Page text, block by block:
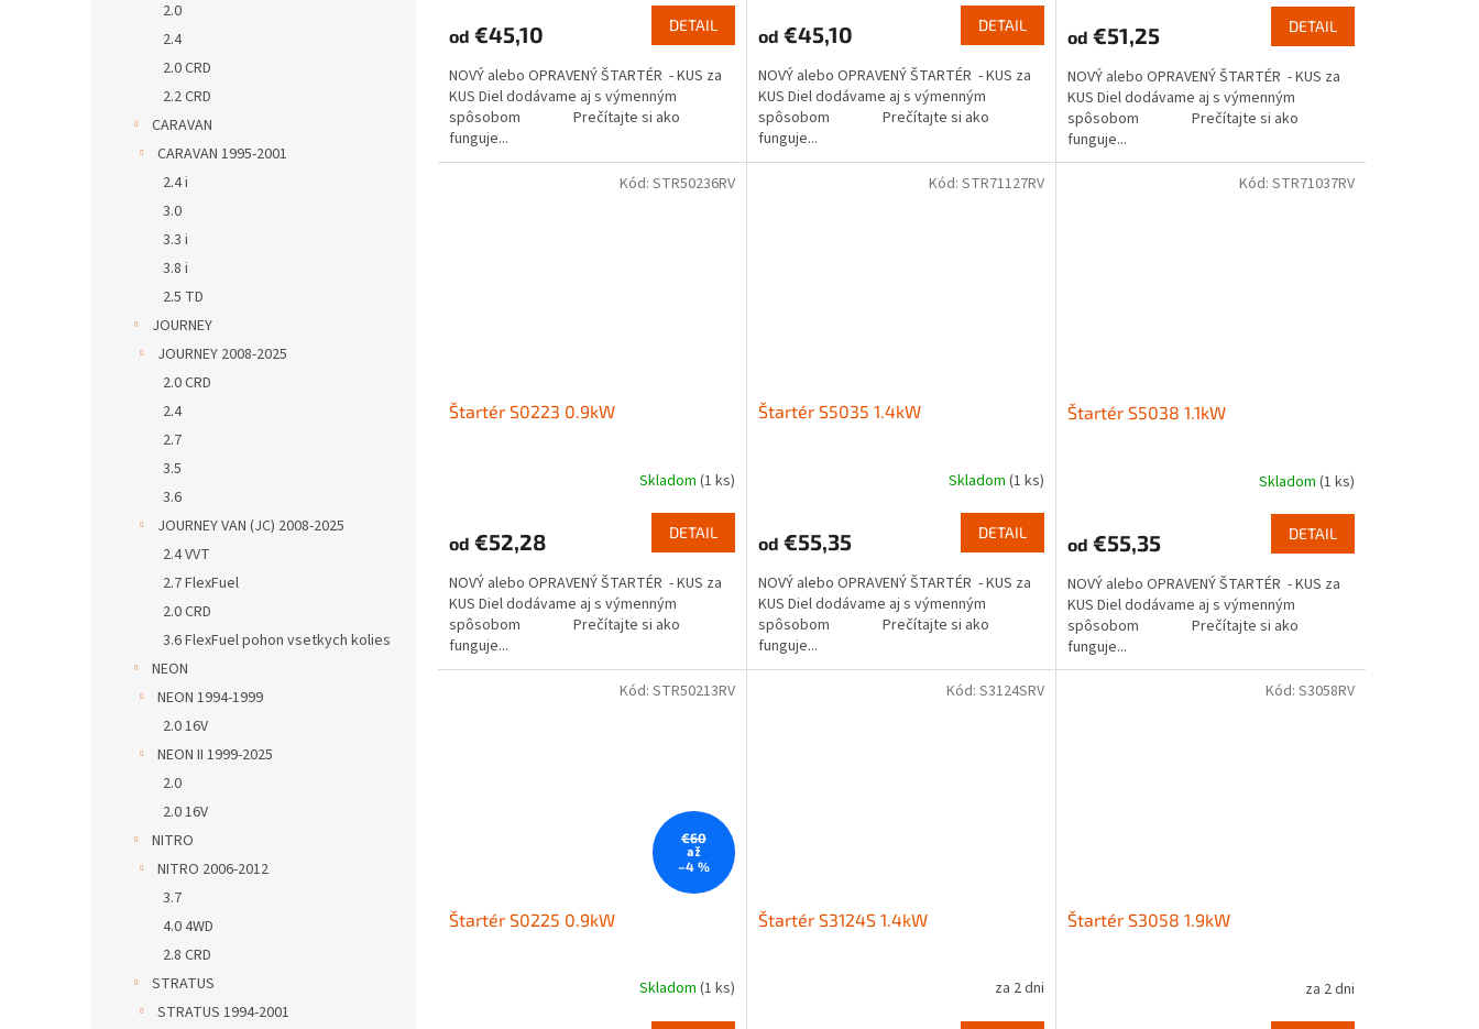
2.0
2.4
2.0 CRD
2.2 CRD
CARAVAN
CARAVAN 1995-2001
2.4 i
3.0
3.3 i
3.8 i
2.5 TD
JOURNEY
JOURNEY 2008-2025
2.0 CRD
2.4
2.7
3.5
3.6
JOURNEY VAN (JC) 2008-2025
2.4 VVT
2.7 FlexFuel
2.0 CRD
3.6 FlexFuel pohon vsetkych kolies
NEON
NEON 1994-1999
2.0 16V
NEON II 1999-2025
2.0
2.0 16V
NITRO
NITRO 2006-2012
3.7
4.0 4WD
2.8 CRD
STRATUS
STRATUS 1994-2001
od €45,10 DETAIL
NOVÝ alebo OPRAVENÝ ŠTARTÉR - KUS za
KUS Diel dodávame aj s výmenným
spôsobom Prečítajte si ako
funguje...
od €45,10 DETAIL
NOVÝ alebo OPRAVENÝ ŠTARTÉR - KUS za
KUS Diel dodávame aj s výmenným
spôsobom Prečítajte si ako
funguje...
od €51,25 DETAIL
NOVÝ alebo OPRAVENÝ ŠTARTÉR - KUS za
KUS Diel dodávame aj s výmenným
spôsobom Prečítajte si ako
funguje...
Štartér S0223 0.9kW
Skladom (1 ks)
od €52,28 DETAIL
NOVÝ alebo OPRAVENÝ ŠTARTÉR - KUS za
KUS Diel dodávame aj s výmenným
spôsobom Prečítajte si ako
funguje...
Kód: STR50236RV
Štartér S5035 1.4kW
Skladom (1 ks)
od €55,35 DETAIL
NOVÝ alebo OPRAVENÝ ŠTARTÉR - KUS za
KUS Diel dodávame aj s výmenným
spôsobom Prečítajte si ako
funguje...
Kód: STR71127RV
Štartér S5038 1.1kW
Skladom (1 ks)
od €55,35 DETAIL
NOVÝ alebo OPRAVENÝ ŠTARTÉR - KUS za
KUS Diel dodávame aj s výmenným
spôsobom Prečítajte si ako
funguje...
Kód: STR71037RV
€60
až
–4 %
Štartér S0225 0.9kW
Skladom (1 ks)
Kód: STR50213RV
Štartér S3124S 1.4kW
za 2 dni
Kód: S3124SRV
Štartér S3058 1.9kW
za 2 dni
Kód: S3058RV